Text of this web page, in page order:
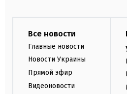
Все новости
Главные новости
Новости Украины
Прямой эфир
Видеоновости